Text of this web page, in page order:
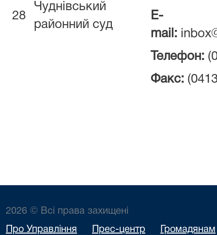
28
Чуднівський
районний суд
E-
mail:
Телефон:
Факс:
2026 © Всі права захищені
Про Управління Прес-центр Громадянам